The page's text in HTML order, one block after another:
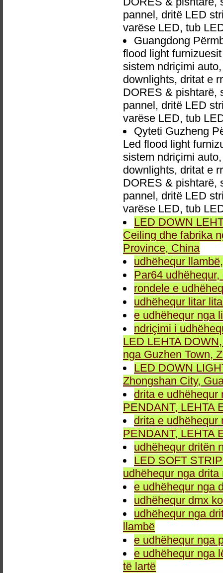
pannel, dritë LED
varëse LED, tub
Guangdong
flood light
sistem ndriçimi
downlights, dritat e
DORES & pishtarë,
pannel, dritë LED
varëse LED, tub
Qyteti Guzheng
Led flood light
sistem ndriçimi
downlights, dritat e
DORES & pishtarë,
pannel, dritë LED
varëse LED, tub
LED DOWN
Ceiling dhe fabrika
Province, China
udhëhequr
Par64
rondele e
udhëhequr litar
e udhëhequr nga
ndriçimi i
LED LEHTA
nga Guzhen Town,
LED DOWN
Zhongshan City,
drita e udhëhequr
PENDANT, LEHTA
drita e udhëhequr
PENDANT, LEHTA
udhëhequr dritën
LED SOFT
udhëhequr nga
e udhëhequr nga
udhëhequr dmx
udhëhequr nga
llambë
e udhëhequr nga
e udhëhequr nga
të lartë